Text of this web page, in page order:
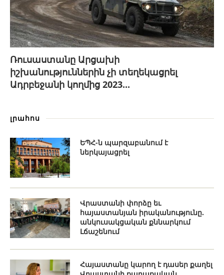
Ռուսաստանը Արցախի
իշխանություններին չի տեղեկացրել
Ադրբեջանի կողմից 2023...
լրահոս
ԵՊՀ-ն պարզաբանում է
ներկայացրել
Վրաստանի փորձը եւ
հայաստանյան իրականությունը.
անկուսակցական քննարկում
Լճաշենում
Հայաստանը կարող է դասեր քաղել